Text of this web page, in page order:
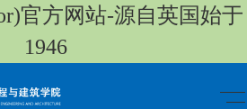
官方网站-源自英国始于
1946